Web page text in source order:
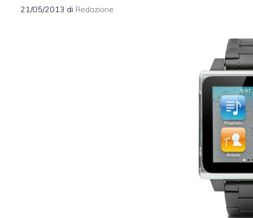
21/05/2013 di Redazione